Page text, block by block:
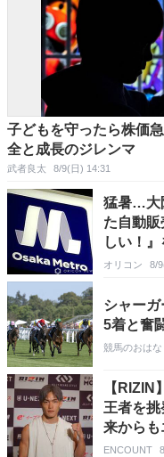
子どもを守ったら株価
全と成長のジレンマ
武者良太 8/9(日) 14:31
猛暑…大
た自動
しい！』
オリコン 8/
シャー
5着と奮
競馬のおはな
【
王者を
来からも
ENCOUNT